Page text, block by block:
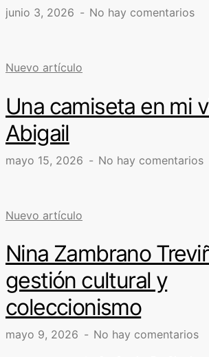
junio 3, 2026 No hay comentarios
Nuevo artículo
Una camiseta en mi
Abigail
mayo 15, 2026 No hay comentarios
Nuevo artículo
Nina Zambrano
gestión cultural y
coleccionismo
mayo 9, 2026
No hay comentarios